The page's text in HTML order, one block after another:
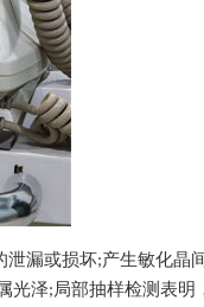
漏或损坏;产生敏化晶
光泽;局部抽样检测表明